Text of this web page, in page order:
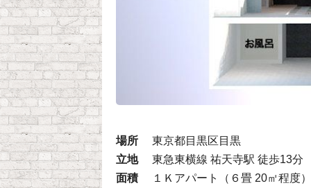
場所
東京都目黒区目黒
立地
東急東横線 祐天寺駅 徒歩13分
面積
１Ｋアパート（６畳 20㎡程度）